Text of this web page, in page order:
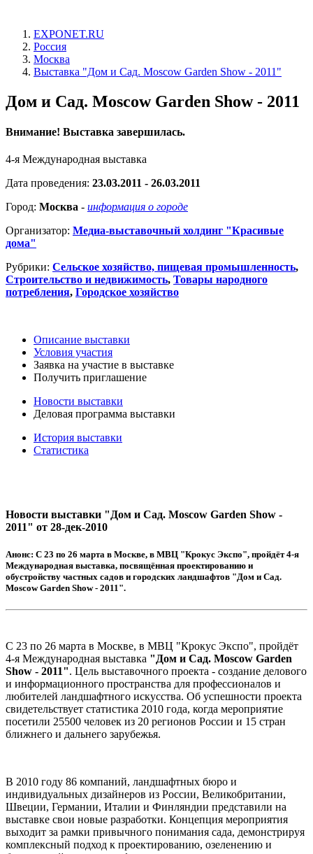
EXPONET.RU
Россия
Москва
Выставка "Дом и Сад. Moscow Garden Show - 2011"
Дом и Сад. Moscow Garden Show - 2011
Внимание! Выставка завершилась.
4-я Международная выставка
Дата проведения: 23.03.2011 - 26.03.2011
Город: Москва - информация о городе
Организатор: Медиа-выставочный холдинг "Красивые
дома"
Рубрики: Сельское хозяйство, пищевая промышленность,
Строительство и недвижимость, Товары народного
потребления, Городское хозяйство
Описание выставки
Условия участия
Заявка на участие в выставке
Получить приглашение
Новости выставки
Деловая программа выставки
История выставки
Статистика
Новости выставки "Дом и Сад. Moscow Garden Show -
2011" от 28-дек-2010
Анонс: С 23 по 26 марта в Москве, в МВЦ "Крокус Экспо", пройдёт 4-я
Международная выставка, посвящённая проектированию и
обустройству частных садов и городских ландшафтов "Дом и Сад.
Moscow Garden Show - 2011".
С 23 по 26 марта в Москве, в МВЦ "Крокус Экспо", пройдёт
4-я Международная выставка "Дом и Сад. Moscow Garden
Show - 2011". Цель выставочного проекта - создание делового
и информационного пространства для профессионалов и
любителей ландшафтного искусства. Об успешности проекта
свидетельствует статистика 2010 года, когда мероприятие
посетили 25500 человек из 20 регионов России и 15 стран
ближнего и дальнего зарубежья.
В 2010 году 86 компаний, ландшафтных бюро и
индивидуальных дизайнеров из России, Великобритании,
Швеции, Германии, Италии и Финляндии представили на
выставке свои новые разработки. Концепция мероприятия
выходит за рамки привычного понимания сада, демонстрируя
комплексный подход к проектированию, озеленению и